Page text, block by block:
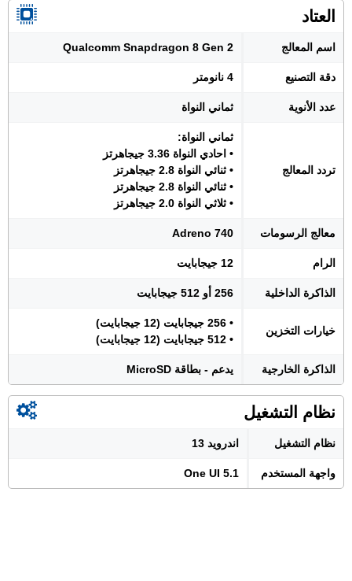
العتاد
اسم المعالج Qualcomm Snapdragon 8 Gen 2
دقة التصنيع 4 نانومتر
عدد الأنوية ثماني النواة
تردد المعالج
ثماني النواة:
• احادي النواة 3.36 جيجاهرتز
• ثنائي النواة 2.8 جيجاهرتز
• ثنائي النواة 2.8 جيجاهرتز
• ثلاثي النواة 2.0 جيجاهرتز
معالج الرسومات Adreno 740
الرام 12 جيجابايت
الذاكرة الداخلية 256 أو 512 جيجابايت
خيارات التخزين
• 256 جيجابايت (12 جيجابايت)
• 512 جيجابايت (12 جيجابايت)
الذاكرة الخارجية يدعم - بطاقة MicroSD
نظام التشغيل
نظام التشغيل اندرويد 13
واجهة المستخدم One UI 5.1